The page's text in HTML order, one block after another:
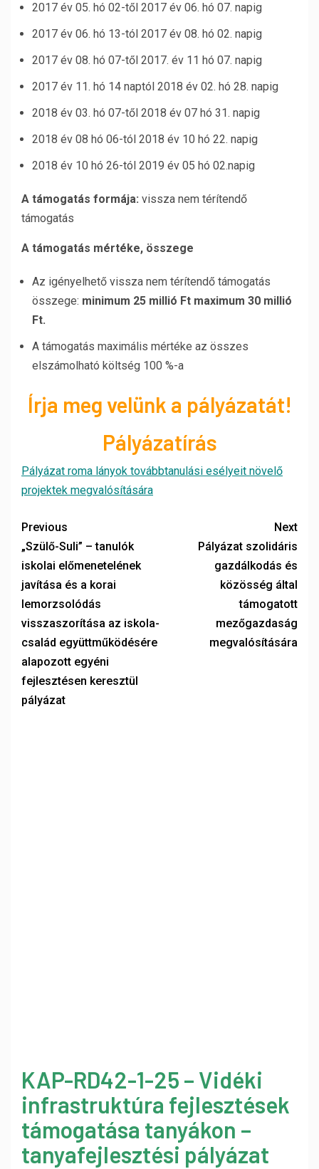
2017 év 05. hó 02-től 2017 év 06. hó 07. napig
2017 év 06. hó 13-tól 2017 év 08. hó 02. napig
2017 év 08. hó 07-től 2017. év 11 hó 07. napig
2017 év 11. hó 14 naptól 2018 év 02. hó 28. napig
2018 év 03. hó 07-től 2018 év 07 hó 31. napig
2018 év 08 hó 06-tól 2018 év 10 hó 22. napig
2018 év 10 hó 26-tól 2019 év 05 hó 02.napig
A támogatás formája: vissza nem térítendő
támogatás
A támogatás mértéke, összege
Az igényelhető vissza nem térítendő támogatás
összege: minimum 25 millió Ft maximum 30 millió
Ft.
A támogatás maximális mértéke az összes
elszámolható költség 100 %-a
Írja meg velünk a pályázatát!
Pályázatírás
Pályázat roma lányok továbbtanulási esélyeit növelő
projektek megvalósítására
Previous
„Szülő-Suli” – tanulók
iskolai előmenetelének
javítása és a korai
lemorzsolódás
visszaszorítása az iskola-
család együttműködésére
alapozott egyéni
fejlesztésen keresztül
pályázat
Next
Pályázat szolidáris
gazdálkodás és
közösség által
támogatott
mezőgazdaság
megvalósítására
KAP-RD42-1-25 – Vidéki
infrastruktúra fejlesztések
támogatása tanyákon –
tanyafejlesztési pályázat